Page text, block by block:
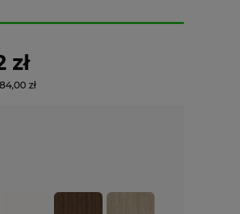
zł
zł